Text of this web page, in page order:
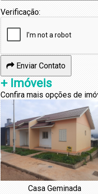
Verificação:
Enviar Contato
+ Imóveis
Confira mais opções de
Casa Geminada